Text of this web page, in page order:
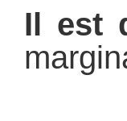
Il est